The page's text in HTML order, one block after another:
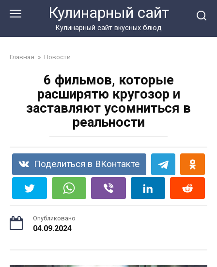
Кулинарный сайт
Кулинарный сайт вкусных блюд
Главная » Новости
6 фильмов, которые
расширятю кругозор и
заставляют усомниться в
реальности
Поделиться в ВКонтакте
Опубликовано
04.09.2024